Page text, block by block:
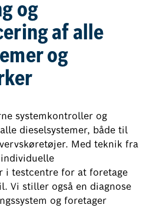
og
af alle
og
systemkontroller og
dieselsystemer, både til
Med teknik fra
i testcentre for at foretage
Vi stiller også en diagnose
og foretager